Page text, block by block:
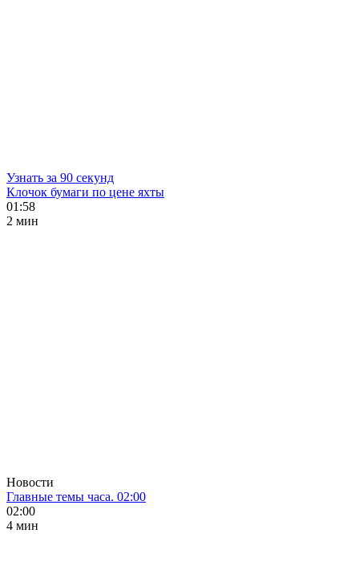
Узнать за 90 секунд
Клочок бумаги по цене яхты
01:58
2 мин
Новости
Главные темы часа. 02:00
02:00
4 мин